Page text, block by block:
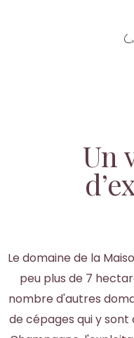
Un
Le domaine de la
peu plus de 7
nombre d'autres
de cépages qui y